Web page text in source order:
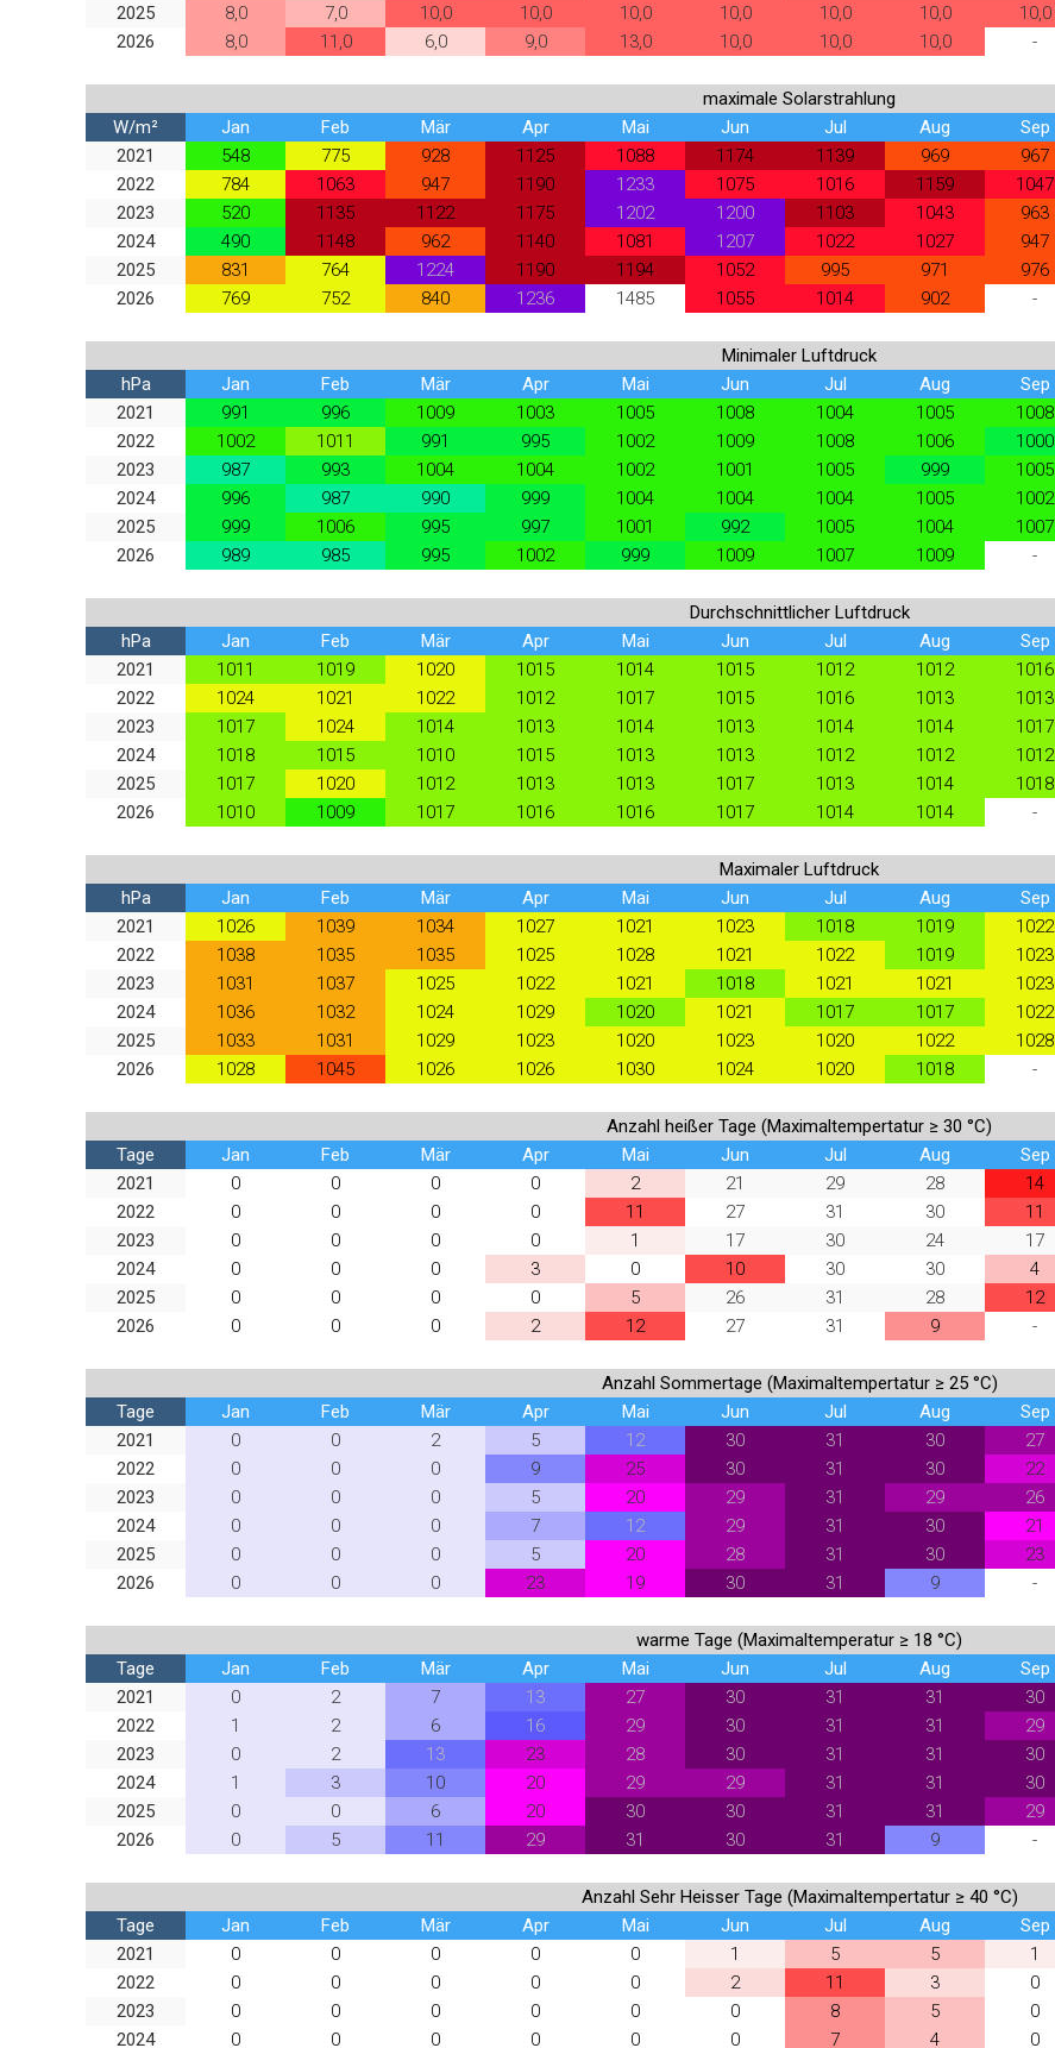
2025
8,0 7,0 10,0 10,0 10,0 10,0 10,0 10,0 10,0
2026
8,0 11,0 6,0 9,0 13,0 10,0 10,0 10,0 -
maximale Solarstrahlung
W/m²
Jan Feb Mär Apr Mai Jun Jul Aug Sep
2021
548 775 928 1125 1088 1174 1139 969 967
2022
784 1063 947 1190 1233 1075 1016 1159 1047
2023
520 1135 1122 1175 1202 1200 1103 1043 963
2024
490 1148 962 1140 1081 1207 1022 1027 947
2025
831 764 1224 1190 1194 1052 995 971 976
2026
769 752 840 1236 1485 1055 1014 902 -
Minimaler Luftdruck
hPa
Jan Feb Mär Apr Mai Jun Jul Aug Sep
2021
991 996 1009 1003 1005 1008 1004 1005 1008
2022
1002 1011 991 995 1002 1009 1008 1006 1000
2023
987 993 1004 1004 1002 1001 1005 999 1005
2024
996 987 990 999 1004 1004 1004 1005 1002
2025
999 1006 995 997 1001 992 1005 1004 1007
2026
989 985 995 1002 999 1009 1007 1009 -
Durchschnittlicher Luftdruck
hPa
Jan Feb Mär Apr Mai Jun Jul Aug Sep
2021
1011 1019 1020 1015 1014 1015 1012 1012 1016
2022
1024 1021 1022 1012 1017 1015 1016 1013 1013
2023
1017 1024 1014 1013 1014 1013 1014 1014 1017
2024
1018 1015 1010 1015 1013 1013 1012 1012 1012
2025
1017 1020 1012 1013 1013 1017 1013 1014 1018
2026
1010 1009 1017 1016 1016 1017 1014 1014 -
Maximaler Luftdruck
hPa
Jan Feb Mär Apr Mai Jun Jul Aug Sep
2021
1026 1039 1034 1027 1021 1023 1018 1019 1022
2022
1038 1035 1035 1025 1028 1021 1022 1019 1023
2023
1031 1037 1025 1022 1021 1018 1021 1021 1023
2024
1036 1032 1024 1029 1020 1021 1017 1017 1022
2025
1033 1031 1029 1023 1020 1023 1020 1022 1028
2026
1028 1045 1026 1026 1030 1024 1020 1018 -
Anzahl heißer Tage (Maximaltempertatur ≥ 30 °C)
Tage
Jan Feb Mär Apr Mai Jun Jul Aug Sep
2021
0 0 0 0 2 21 29 28 14
2022
0 0 0 0 11 27 31 30 11
2023
0 0 0 0 1 17 30 24 17
2024
0 0 0 3 0 10 30 30 4
2025
0 0 0 0 5 26 31 28 12
2026
0 0 0 2 12 27 31 9 -
Anzahl Sommertage (Maximaltempertatur ≥ 25 °C)
Tage
Jan Feb Mär Apr Mai Jun Jul Aug Sep
2021
0 0 2 5 12 30 31 30 27
2022
0 0 0 9 25 30 31 30 22
2023
0 0 0 5 20 29 31 29 26
2024
0 0 0 7 12 29 31 30 21
2025
0 0 0 5 20 28 31 30 23
2026
0 0 0 23 19 30 31 9 -
warme Tage (Maximaltemperatur ≥ 18 °C)
Tage
Jan Feb Mär Apr Mai Jun Jul Aug Sep
2021
0 2 7 13 27 30 31 31 30
2022
1 2 6 16 29 30 31 31 29
2023
0 2 13 23 28 30 31 31 30
2024
1 3 10 20 29 29 31 31 30
2025
0 0 6 20 30 30 31 31 29
2026
0 5 11 29 31 30 31 9 -
Anzahl Sehr Heisser Tage (Maximaltempertatur ≥ 40 °C)
Tage
Jan Feb Mär Apr Mai Jun Jul Aug Sep
2021
0 0 0 0 0 1 5 5 1
2022
0 0 0 0 0 2 11 3 0
2023
0 0 0 0 0 0 8 5 0
2024
0 0 0 0 0 0 7 4 0